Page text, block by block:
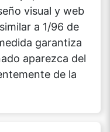
visual y web
a 1/96 de
garantiza
aparezca del
de la